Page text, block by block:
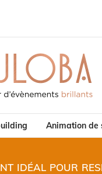
Animation de
idéal pour